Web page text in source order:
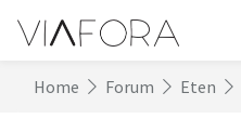
Home Forum Eten